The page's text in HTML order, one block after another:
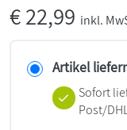
€22,99 inkl.
Artikel
Sofort
Post/